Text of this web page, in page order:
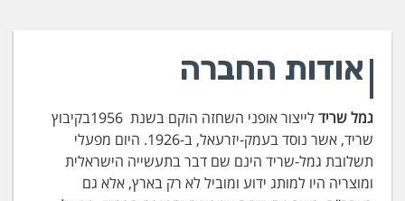
אודות החברה
גמל שריד
לייצור אופני השחזה הוקם בשנת 1956בקיבוץ
שריד, אשר נוסד בעמק-יזרעאל, ב-1926. היום מפעלי
תשלובת גמל-שריד הינם שם דבר בתעשייה הישראלית
ומוצריה היו למותג ידוע ומוביל לא רק בארץ, אלא גם